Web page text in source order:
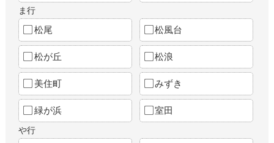
ま行
松尾 松風台
松が丘 松浪
美住町 みずき
緑が浜 室田
や行